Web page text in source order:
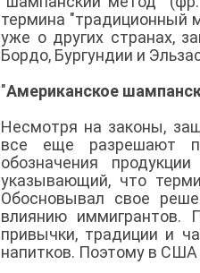
термина "традиционный
уже о других странах,
Бордо, Бургундии и
"Американское
Несмотря на законы,
все еще разрешают
обозначения
указывающий, что
Обосновывал свое
влиянию иммигрантов.
привычки, традиции и
напитков. Поэтому в США